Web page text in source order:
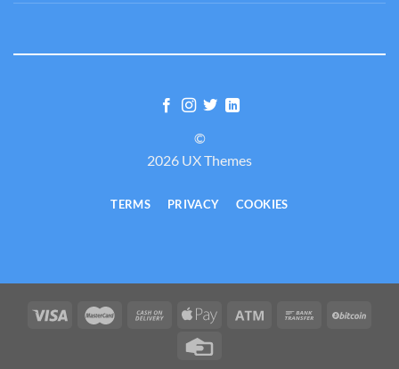
©
2026 UX Themes
TERMS PRIVACY COOKIES